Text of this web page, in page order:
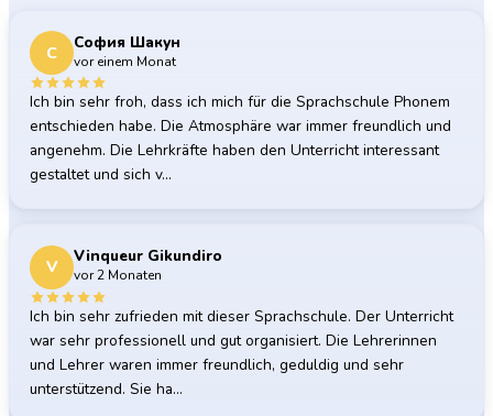
С София Шакун
vor einem Monat
Ich bin sehr froh, dass ich mich für die Sprachschule Phonem
entschieden habe. Die Atmosphäre war immer freundlich und
angenehm. Die Lehrkräfte haben den Unterricht interessant
gestaltet und sich v…
V Vinqueur Gikundiro
vor 2 Monaten
Ich bin sehr zufrieden mit dieser Sprachschule. Der Unterricht
war sehr professionell und gut organisiert. Die Lehrerinnen
und Lehrer waren immer freundlich, geduldig und sehr
unterstützend. Sie ha…